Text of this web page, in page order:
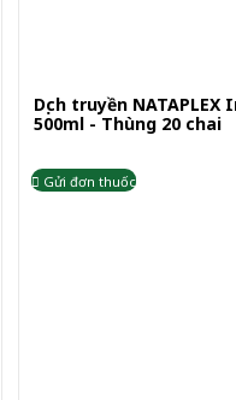
Dịch truyền NATAPLEX
500ml - Thùng 20 chai
Gửi đơn thuốc